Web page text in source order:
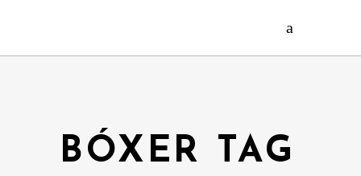
BÓXER TAG